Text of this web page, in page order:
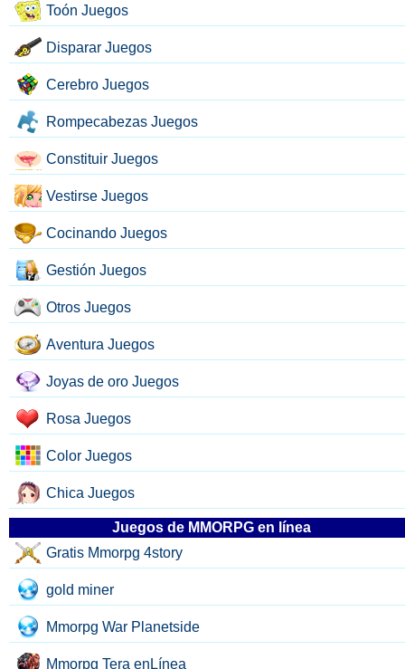
Toón Juegos
Disparar Juegos
Cerebro Juegos
Rompecabezas Juegos
Constituir Juegos
Vestirse Juegos
Cocinando Juegos
Gestión Juegos
Otros Juegos
Aventura Juegos
Joyas de oro Juegos
Rosa Juegos
Color Juegos
Chica Juegos
Juegos de MMORPG en línea
Gratis Mmorpg 4story
gold miner
Mmorpg War Planetside
Mmorpg Tera enLínea